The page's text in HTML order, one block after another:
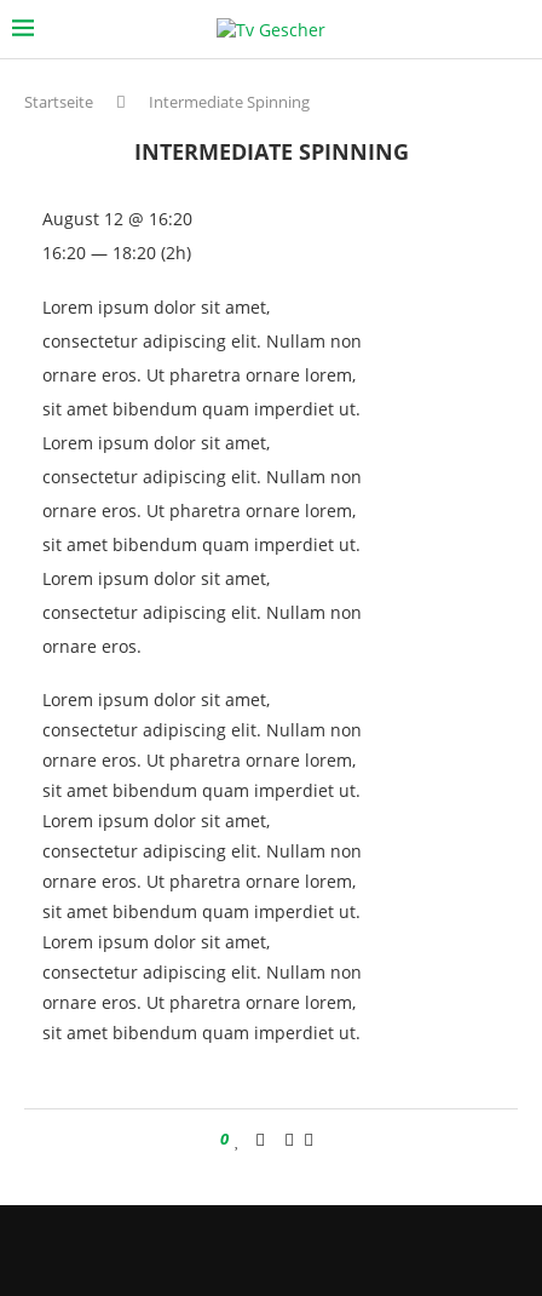
Startseite Intermediate Spinning
INTERMEDIATE SPINNING
Lorem ipsum dolor sit amet,
consectetur adipiscing elit. Nullam non
ornare eros. Ut pharetra ornare lorem,
sit amet bibendum quam imperdiet ut.
Lorem ipsum dolor sit amet,
consectetur adipiscing elit. Nullam non
ornare eros. Ut pharetra ornare lorem,
sit amet bibendum quam imperdiet ut.
Lorem ipsum dolor sit amet,
consectetur adipiscing elit. Nullam non
ornare eros.
Lorem ipsum dolor sit amet,
consectetur adipiscing elit. Nullam non
ornare eros. Ut pharetra ornare lorem,
sit amet bibendum quam imperdiet ut.
Lorem ipsum dolor sit amet,
consectetur adipiscing elit. Nullam non
ornare eros. Ut pharetra ornare lorem,
sit amet bibendum quam imperdiet ut.
Lorem ipsum dolor sit amet,
consectetur adipiscing elit. Nullam non
ornare eros. Ut pharetra ornare lorem,
sit amet bibendum quam imperdiet ut.
August 12 @ 16:20
16:20 — 18:20 (2h)
0